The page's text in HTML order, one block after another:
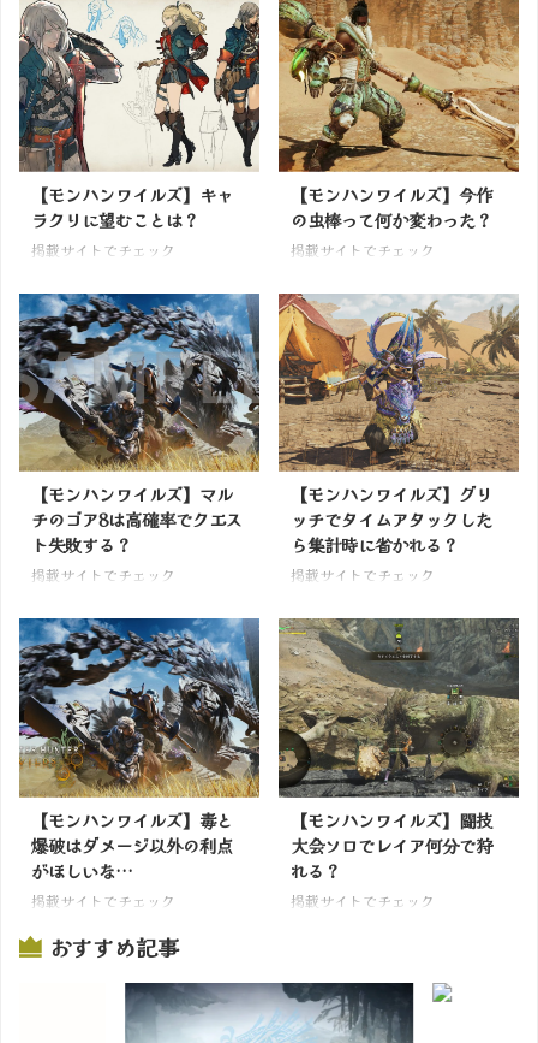
【モンハンワイルズ】キャ
ラクリに望むことは？
掲載サイトでチェック
【モンハンワイルズ】今作
の虫棒って何か変わった？
掲載サイトでチェック
【モンハンワイルズ】マル
チのゴア8は高確率でクエス
ト失敗する？
掲載サイトでチェック
【モンハンワイルズ】グリ
ッチでタイムアタックした
ら集計時に省かれる？
掲載サイトでチェック
【モンハンワイルズ】毒と
爆破はダメージ以外の利点
がほしいな…
掲載サイトでチェック
【モンハンワイルズ】闘技
大会ソロでレイア何分で狩
れる？
掲載サイトでチェック
おすすめ記事